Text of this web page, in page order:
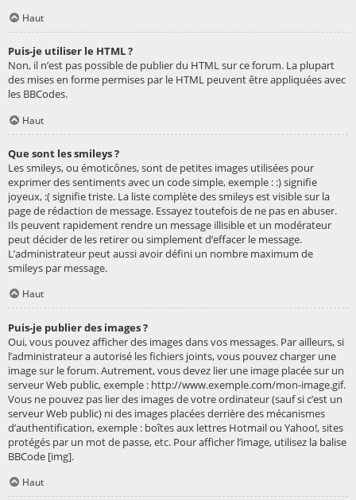
Haut
Puis-je utiliser le HTML ?
Non, il n’est pas possible de publier du HTML sur ce forum. La plupart
des mises en forme permises par le HTML peuvent être appliquées avec
les BBCodes.
Haut
Que sont les smileys ?
Les smileys, ou émoticônes, sont de petites images utilisées pour
exprimer des sentiments avec un code simple, exemple : :) signifie
joyeux, :( signifie triste. La liste complète des smileys est visible sur la
page de rédaction de message. Essayez toutefois de ne pas en abuser.
Ils peuvent rapidement rendre un message illisible et un modérateur
peut décider de les retirer ou simplement d’effacer le message.
L’administrateur peut aussi avoir défini un nombre maximum de
smileys par message.
Haut
Puis-je publier des images ?
Oui, vous pouvez afficher des images dans vos messages. Par ailleurs, si
l’administrateur a autorisé les fichiers joints, vous pouvez charger une
image sur le forum. Autrement, vous devez lier une image placée sur un
serveur Web public, exemple : http://www.exemple.com/mon-image.gif.
Vous ne pouvez pas lier des images de votre ordinateur (sauf si c’est un
serveur Web public) ni des images placées derrière des mécanismes
d’authentification, exemple : boîtes aux lettres Hotmail ou Yahoo!, sites
protégés par un mot de passe, etc. Pour afficher l’image, utilisez la balise
BBCode [img].
Haut